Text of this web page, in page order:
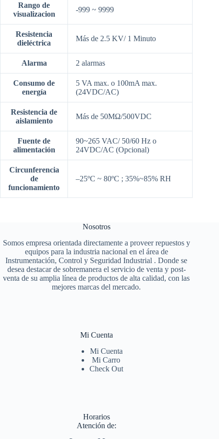
Rango de
visualizacion
-999 ~ 9999
Resistencia
dieléctrica
Más de 2.5 KV/ 1 Minuto
Alarma 2 alarmas
Consumo de
energía
5 VA max. o 100mA max.
(24VDC/AC)
Resistencia de
aislamiento
Más de 50MΩ/500VDC
Fuente de
alimentación
90~265 VAC/ 50/60 Hz o
24VDC/AC (Opcional)
Circunferencia
de
funcionamiento
–25ºC ~ 80ºC ; 35%~85% RH
Nosotros
Somos empresa orientada directamente a proveer repuestos y
equipos para la industria nacional en el área de
Instrumentación, Control y Seguridad Industrial . Donde se
desea destacar de sobremanera el servicio de venta y post-
venta de su amplia línea de productos de alta calidad, con las
mejores marcas del mercado.
Mi Cuenta
Mi Cuenta
Mi Carro
Check Out
Horarios
Atención de: